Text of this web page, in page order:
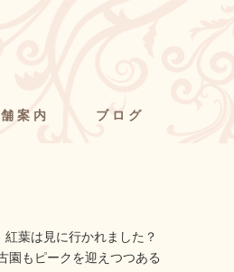
案内 ブログ
葉は見に行かれました？
園もピークを迎えつつある